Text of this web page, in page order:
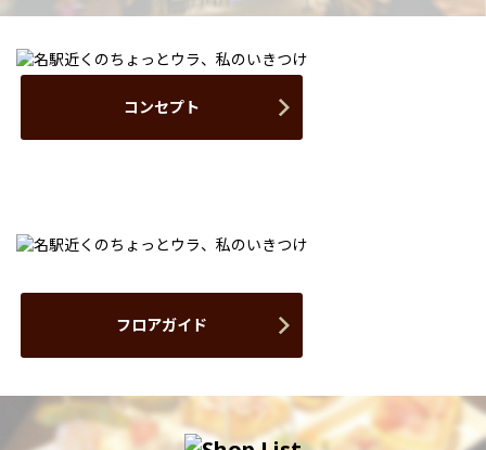
コンセプト
フロアガイド